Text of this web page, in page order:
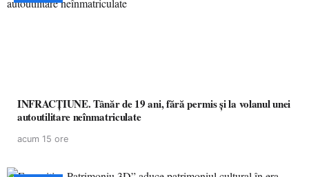
INFRACȚIUNE. Tânăr de 19 ani, fără permis și la volanul unei
autoutilitare neînmatriculate
acum 15 ore